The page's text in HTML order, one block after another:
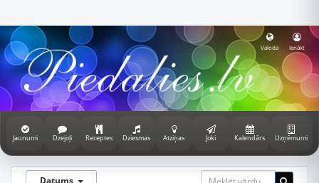
Valoda Ienākt
Jaunumi Dzejoļi Receptes Dziesmas Atziņas Joki Kalendārs Uzņēmumi
Datums